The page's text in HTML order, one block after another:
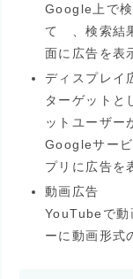
Google上で
て 、検索結
面に広告を表
ディスプレイ
ターゲットと
ットユーザ
Googleサー
プリに広告を
動画広告
YouTubeで動
ーに動画形式